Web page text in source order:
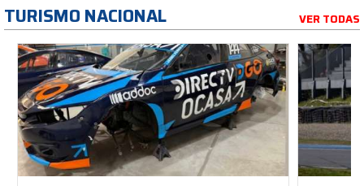
TURISMO NACIONAL VER TODAS